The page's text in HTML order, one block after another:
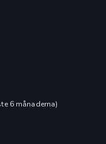
6 månaderna)